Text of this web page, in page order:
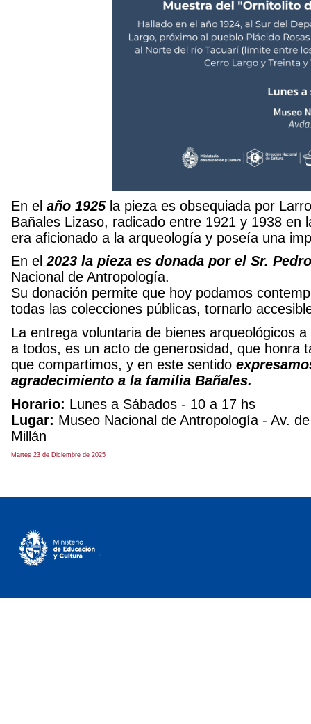
En el año 1925la pieza es obsequiada por
Bañales Lizaso, radicado entre 1921 y 1938 en
era aficionado a la arqueología y poseía una
En el 2023 la pieza es donada por el Sr.
Nacional de Antropología.
Su donación permite que hoy podamos
todas las colecciones públicas, tornarlo
La entrega voluntaria de bienes arqueológicos
a todos, es un acto de generosidad, que honra
que compartimos, y en este sentido
agradecimiento a la familia Bañales.
Horario: Lunes a Sábados - 10 a 17 hs
Lugar: Museo Nacional de Antropología - Av.
Millán
Martes 23 de Diciembre de 2025